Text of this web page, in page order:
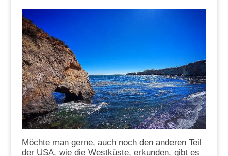
Möchte man gerne, auch noch den anderen Teil
der USA, wie die Westküste, erkunden, gibt es